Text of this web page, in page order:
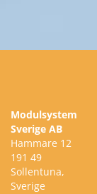
Modulsystem
Sverige AB
Hammare 12
191 49
Sollentuna,
Sverige